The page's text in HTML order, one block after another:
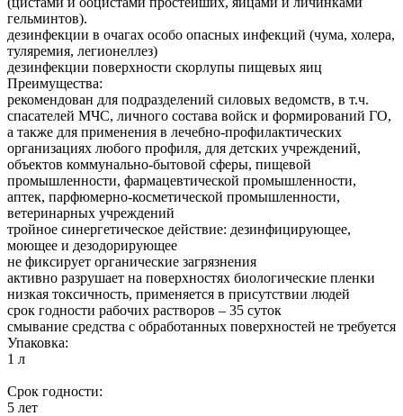
гельминтов).
дезинфекции в очагах особо опасных инфекций (чума, холера,
туляремия, легионеллез)
дезинфекции поверхности скорлупы пищевых яиц
Преимущества:
рекомендован для подразделений силовых ведомств, в т.ч.
спасателей МЧС, личного состава войск и формирований ГО,
а также для применения в лечебно-профилактических
организациях любого профиля, для детских учреждений,
объектов коммунально-бытовой сферы, пищевой
промышленности, фармацевтической промышленности,
аптек, парфюмерно-косметической промышленности,
ветеринарных учреждений
тройное синергетическое действие: дезинфицирующее,
моющее и дезодорирующее
не фиксирует органические загрязнения
активно разрушает на поверхностях биологические пленки
низкая токсичность, применяется в присутствии людей
срок годности рабочих растворов – 35 суток
смывание средства с обработанных поверхностей не требуется
Упаковка:
1 л
Срок годности:
5 лет